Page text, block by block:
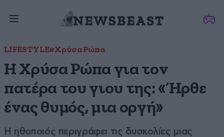
LIFESTYLE#Χρύσα Ρώπα
Η Χρύσα Ρώπα για τον
πατέρα του γιου της: «Ήρθε
ένας θυμός, μια οργή»
Η ηθοποιός περιγράφει τις δυσκολίες μιας